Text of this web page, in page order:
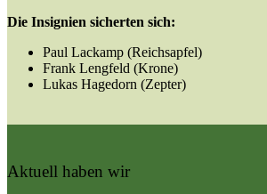
Die Insignien sicherten sich:
Paul Lackamp (Reichsapfel)
Frank Lengfeld (Krone)
Lukas Hagedorn (Zepter)
Aktuell haben wir